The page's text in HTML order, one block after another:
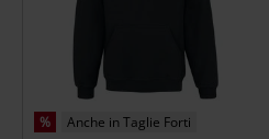
% Anche in Taglie Forti